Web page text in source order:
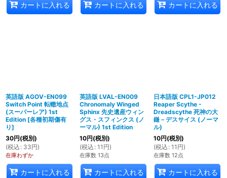
カートに入れる カートに入れる カートに入れる
英語版 AGOV-EN099
Switch Point 転轍地点
(スーパーレア) 1st
Edition [各種初期傷有
り]
30円(税別)
(税込 : 33円)
在庫わずか
カートに入れる
英語版 LVAL-EN009
Chronomaly Winged
Sphinx 先史遺産ウィン
グス・スフィンクス (ノ
ーマル) 1st Edition
10円(税別)
(税込 : 11 円)
在庫数 13点
カートに入れる
日本語版 CPL1-JP012
Reaper Scythe -
Dreadscythe 死神の大
鎌－デスサイス (ノーマ
ル)
10円(税別)
(税込 : 11 円)
在庫数 12点
カートに入れる